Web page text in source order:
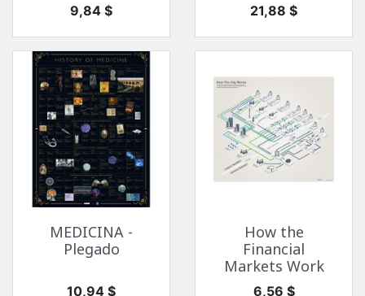
Precio
9,84 $ Precio
21,88 $
MEDICINA -
Plegado
Precio
10,94 $
How the
Financial
Markets Work
Precio
6,56 $